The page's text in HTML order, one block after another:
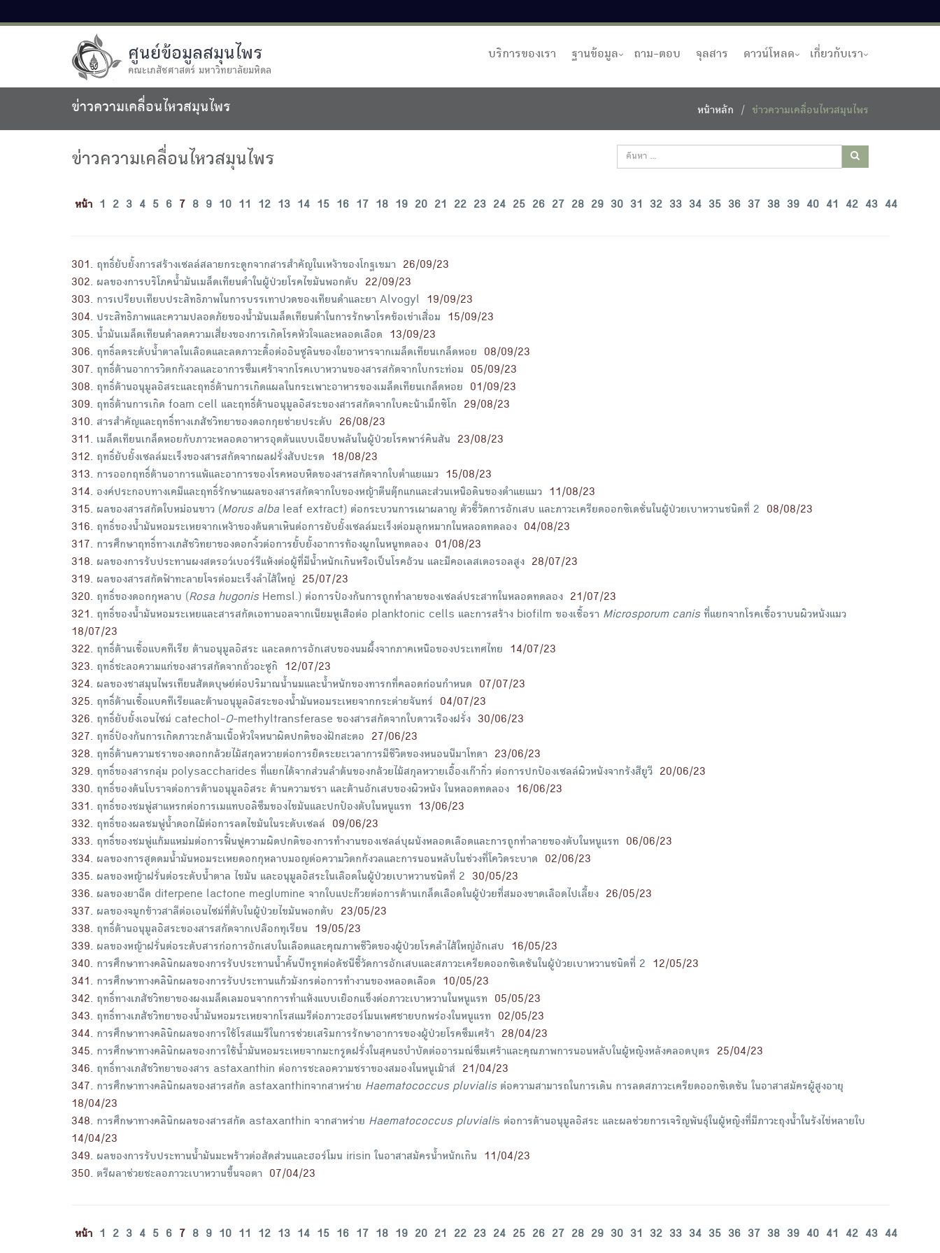
ศูนย์ข้อมูลสมุนไพร
คณะเภสัชศาสตร์ มหาวิทยาลัยมหิดล
บริการของเรา ฐานข้อมูล ถาม-ตอบ จุลสาร ดาวน์โหลด เกี่ยวกับเรา
ข่าวความเคลื่อนไหวสมุนไพร หน้าหลัก ข่าวความเคลื่อนไหวสมุนไพร
ข่าวความเคลื่อนไหวสมุนไพร
หน้า 1 2 3 4 5 6 7 8 9 10 11 12 13 14 15 16 17 18 19 20 21 22 23 24 25 26 27 28 29 30 31 32 33 34 35 36 37 38 39 40 41 42 43 44
301. ฤทธิ์ยับยั้งการสร้างเซลล์สลายกระดูกจากสารสำคัญในเหง้าของโกฐเขมา
26/09/23
302. ผลของการบริโภคน้ำมันเมล็ดเทียนดำในผู้ป่วยโรคไขมันพอกตับ
22/09/23
303. การเปรียบเทียบประสิทธิภาพในการบรรเทาปวดของเทียนดำและยา Alvogyl
19/09/23
304. ประสิทธิภาพและความปลอดภัยของน้ำมันเมล็ดเทียนดำในการรักษาโรคข้อเข่าเสื่อม
15/09/23
305. น้ำมันเมล็ดเทียนดำลดความเสี่ยงของการเกิดโรคหัวใจและหลอดเลือด
13/09/23
306. ฤทธิ์ลดระดับน้ำตาลในเลือดและลดภาวะดื้อต่ออินซูลินของใยอาหารจากเมล็ดเทียนเกล็ดหอย
08/09/23
307. ฤทธิ์ต้านอาการวิตกกังวลและอาการซึมเศร้าจากโรคเบาหวานของสารสกัดจากใบกระท่อม
05/09/23
308. ฤทธิ์ต้านอนุมูลอิสระและฤทธิ์ต้านการเกิดแผลในกระเพาะอาหารของเมล็ดเทียนเกล็ดหอย
01/09/23
309. ฤทธิ์ต้านการเกิด foam cell และฤทธิ์ต้านอนุมูลอิสระของสารสกัดจากใบคะน้าเม็กซิโก
29/08/23
310. สารสำคัญและฤทธิ์ทางเภสัชวิทยาของดอกกุยช่ายประดับ
26/08/23
311. เมล็ดเทียนเกล็ดหอยกับภาวะหลอดอาหารอุดตันแบบเฉียบพลันในผู้ป่วยโรคพาร์คินสัน
23/08/23
312. ฤทธิ์ยับยั้งเซลล์มะเร็งของสารสกัดจากผลฝรั่งสับปะรด
18/08/23
313. การออกฤทธิ์ต้านอาการแพ้และอาการของโรคหอบหืดของสารสกัดจากใบตำแยแมว
15/08/23
314. องค์ประกอบทางเคมีและฤทธิ์รักษาแผลของสารสกัดจากใบของหญ้าตีนตุ๊กแกและส่วนเหนือดินของตำแยแมว
11/08/23
315. ผลของสารสกัดใบหม่อนขาว (Morus albaleaf extract) ต่อกระบวนการเผาผลาญ ตัวชี้วัดการอักเสบ และภาวะเครียดออกซิเดชั่นในผู้ป่วยเบาหวานชนิดที่ 2
08/08/23
316. ฤทธิ์ของน้ำมันหอมระเหยจากเหง้าของต้นตาเหินต่อการยับยั้งเซลล์มะเร็งต่อมลูกหมากในหลอดทดลอง
04/08/23
317. การศึกษาฤทธิ์ทางเภสัชวิทยาของดอกงิ้วต่อการยั้บยั้งอาการท้องผูกในหนูทดลอง
01/08/23
318. ผลของการรับประทานผงสตรอว์เบอร์รีแห้งต่อผู้ที่มีน้ำหนักเกินหรือเป็นโรคอ้วน และมีคอเลสเตอรอลสูง
28/07/23
319. ผลของสารสกัดฟ้าทะลายโจรต่อมะเร็งลำไส้ใหญ่
25/07/23
320. ฤทธิ์ของดอกกุหลาบ (Rosa hugonisHemsl.) ต่อการป้องกันการถูกทำลายของเซลล์ประสาทในหลอดทดลอง
21/07/23
321. ฤทธิ์ของน้ำมันหอมระเหยและสารสกัดเอทานอลจากเนียมหูเสือต่อ planktonic cells และการสร้าง biofilm ของเชื้อรา Microsporum canisที่แยกจากโรคเชื้อราบนผิวหนังแมว
18/07/23
322. ฤทธิ์ต้านเชื้อแบคทีเรีย ต้านอนุมูลอิสระ และลดการอักเสบของนมผึ้งจากภาคเหนือของประเทศไทย
14/07/23
323. ฤทธิ์ชะลอความแก่ของสารสกัดจากถั่วอะซูกิ
12/07/23
324. ผลของชาสมุนไพรเทียนสัตตบุษย์ต่อปริมาณน้ำนมและน้ำหนักของทารกที่คลอดก่อนกำหนด
07/07/23
325. ฤทธิ์ต้านเชื้อแบคทีเรียและต้านอนุมูลอิสระของน้ำมันหอมระเหยจากกระต่ายจันทร์
04/07/23
326. ฤทธิ์ยับยั้งเอนไซม์ catechol-O-methyltransferase ของสารสกัดจากใบดาวเรืองฝรั่ง
30/06/23
327. ฤทธิ์ป้องกันการเกิดภาวะกล้ามเนื้อหัวใจหนาผิดปกติของฝักสะตอ
27/06/23
328. ฤทธิ์ต้านความชราของดอกกล้วยไม้สกุลหวายต่อการยืดระยะเวลาการมีชีวิตของหนอนนีมาโทดา
23/06/23
329. ฤทธิ์ของสารกลุ่ม polysaccharides ที่แยกได้จากส่วนลำต้นของกล้วยไม้สกุลหวายเอื้องเก๊ากิ่ว ต่อการปกป้องเซลล์ผิวหนังจากรังสียูวี
20/06/23
330. ฤทธิ์ของต้นโบราจต่อการต้านอนุมูลอิสระ ต้านความชรา และต้านอักเสบของผิวหนัง ในหลอดทดลอง
16/06/23
331. ฤทธิ์ของชมพู่สาแหรกต่อการเมแทบอลิซึมของไขมันและปกป้องตับในหนูแรท
13/06/23
332. ฤทธิ์ของผลชมพู่น้ำดอกไม้ต่อการลดไขมันในระดับเซลล์
09/06/23
333. ฤทธิ์ของชมพู่แก้มแหม่มต่อการฟื้นฟูความผิดปกติของการทำงานของเซลล์บุผนังหลอดเลือดและการถูกทำลายของตับในหนูแรท
06/06/23
334. ผลของการสูดดมน้ำมันหอมระเหยดอกกุหลาบมอญต่อความวิตกกังวลและการนอนหลับในช่วงที่โควิดระบาด
02/06/23
335. ผลของหญ้าฝรั่นต่อระดับน้ำตาล ไขมัน และอนุมูลอิสระในเลือดในผู้ป่วยเบาหวานชนิดที่ 2
30/05/23
336. ผลของยาฉีด diterpene lactone meglumine จากใบแปะก๊วยต่อการต้านเกล็ดเลือดในผู้ป่วยที่สมองขาดเลือดไปเลี้ยง
26/05/23
337. ผลของจมูกข้าวสาลีต่อเอนไซม์ที่ตับในผู้ป่วยไขมันพอกตับ
23/05/23
338. ฤทธิ์ต้านอนุมูลอิสระของสารสกัดจากเปลือกทุเรียน
19/05/23
339. ผลของหญ้าฝรั่นต่อระดับสารก่อการอักเสบในเลือดและคุณภาพชีวิตของผู้ป่วยโรคลำไส้ใหญ่อักเสบ
16/05/23
340. การศึกษาทางคลินิกผลของการรับประทานน้ำคั้นบีทรูทต่อดัชนีชี้วัดการอักเสบและสภาวะเครียดออกซิเดชันในผู้ป่วยเบาหวานชนิดที่ 2
12/05/23
341. การศึกษาทางคลินิกผลของการรับประทานแก้วมังกรต่อการทำงานของหลอดเลือด
10/05/23
342. ฤทธิ์ทางเภสัชวิทยาของผงเมล็ดเลมอนจากการทําแห้งแบบเยือกแข็งต่อภาวะเบาหวานในหนูแรท
05/05/23
343. ฤทธิ์ทางเภสัชวิทยาของน้ำมันหอมระเหยจากโรสแมรีต่อภาวะฮอร์โมนเพศชายบกพร่องในหนูแรท
02/05/23
344. การศึกษาทางคลินิกผลของการใช้โรสแมรีในการช่วยเสริมการรักษาอาการของผู้ป่วยโรคซึมเศร้า
28/04/23
345. การศึกษาทางคลินิกผลของการใช้น้ำมันหอมระเหยจากมะกรูดฝรั่งในสุคนธบำบัดต่ออารมณ์ซึมเศร้าและคุณภาพการนอนหลับในผู้หญิงหลังคลอดบุตร
25/04/23
346. ฤทธิ์ทางเภสัชวิทยาของสาร astaxanthin ต่อการชะลอความชราของสมองในหนูเม้าส์
21/04/23
347. การศึกษาทางคลินิกผลของสารสกัด astaxanthinจากสาหร่าย Haematococcus pluvialisต่อความสามารถในการเดิน การลดสภาวะเครียดออกซิเดชัน ในอาสาสมัครผู้สูงอายุ
18/04/23
348. การศึกษาทางคลินิกผลของสารสกัด astaxanthin จากสาหร่าย Haematococcus pluvialis ต่อการต้านอนุมูลอิสระ และผลช่วยการเจริญพันธุ์ในผู้หญิงที่มีภาวะถุงน้ำในรังไข่หลายใบ
14/04/23
349. ผลของการรับประทานน้ำมันมะพร้าวต่อสัดส่วนและฮอร์โมน irisin ในอาสาสมัครน้ำหนักเกิน
11/04/23
350. ตรีผลาช่วยชะลอภาวะเบาหวานขึ้นจอตา 07/04/23
หน้า 1 2 3 4 5 6 7 8 9 10 11 12 13 14 15 16 17 18 19 20 21 22 23 24 25 26 27 28 29 30 31 32 33 34 35 36 37 38 39 40 41 42 43 44